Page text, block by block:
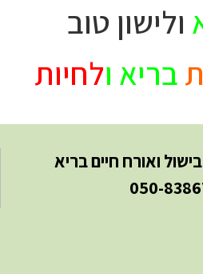
ולישון טוב
בריא ולחיות
ואורח חיים בריא
050-